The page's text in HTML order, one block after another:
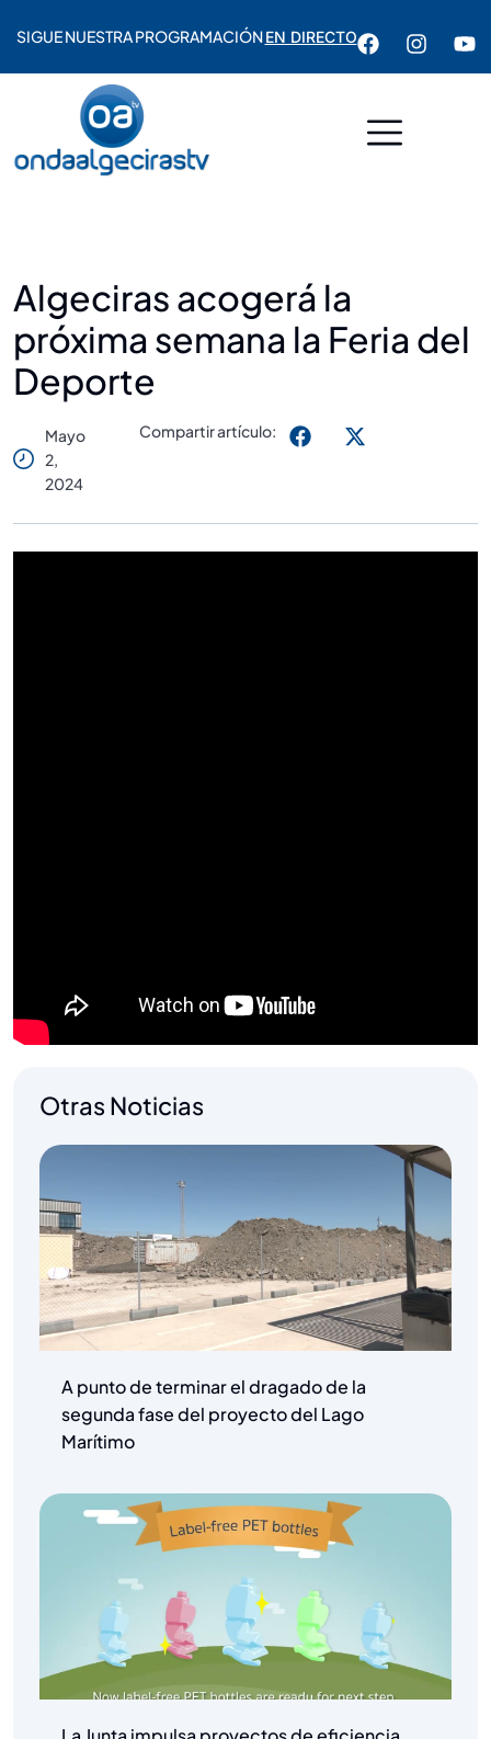
SIGUE NUESTRA PROGRAMACIÓNEN DIRECTO
Algeciras acogerá la
próxima semana la Feria del
Deporte
Mayo
2,
2024
Compartir artículo:
Otras Noticias
A punto de terminar el dragado de la
segunda fase del proyecto del Lago
Marítimo